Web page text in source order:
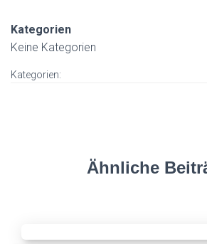
Kategorien
Keine Kategorien
Kategorien:
Ähnliche